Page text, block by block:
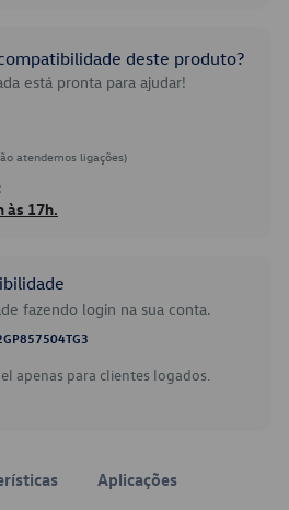
deste produto?
está pronta para ajudar!
atendemos ligações)
às 17h.
fazendo login na sua conta.
apenas para clientes logados.
Aplicações